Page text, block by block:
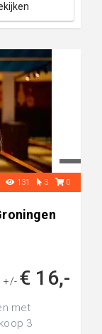
131 3 0
+/- € 16,-
met
3